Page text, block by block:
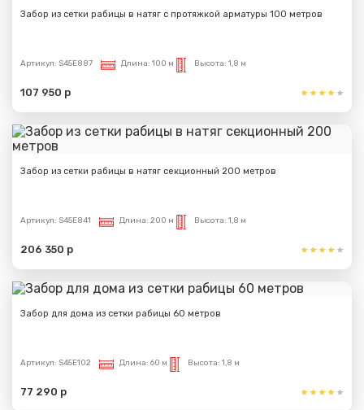
Забор из сетки рабицы в натяг с протяжкой арматуры 100 метров
Артикул: S45E887 Длина: 100 м Высота: 1,8 м
107 950 р
Забор из сетки рабицы в натяг секционный 200 метров
Артикул: S45E841 Длина: 200 м Высота: 1,8 м
206 350 р
Забор для дома из сетки рабицы 60 метров
Артикул: S45E102 Длина: 60 м Высота: 1,8 м
77 290 р